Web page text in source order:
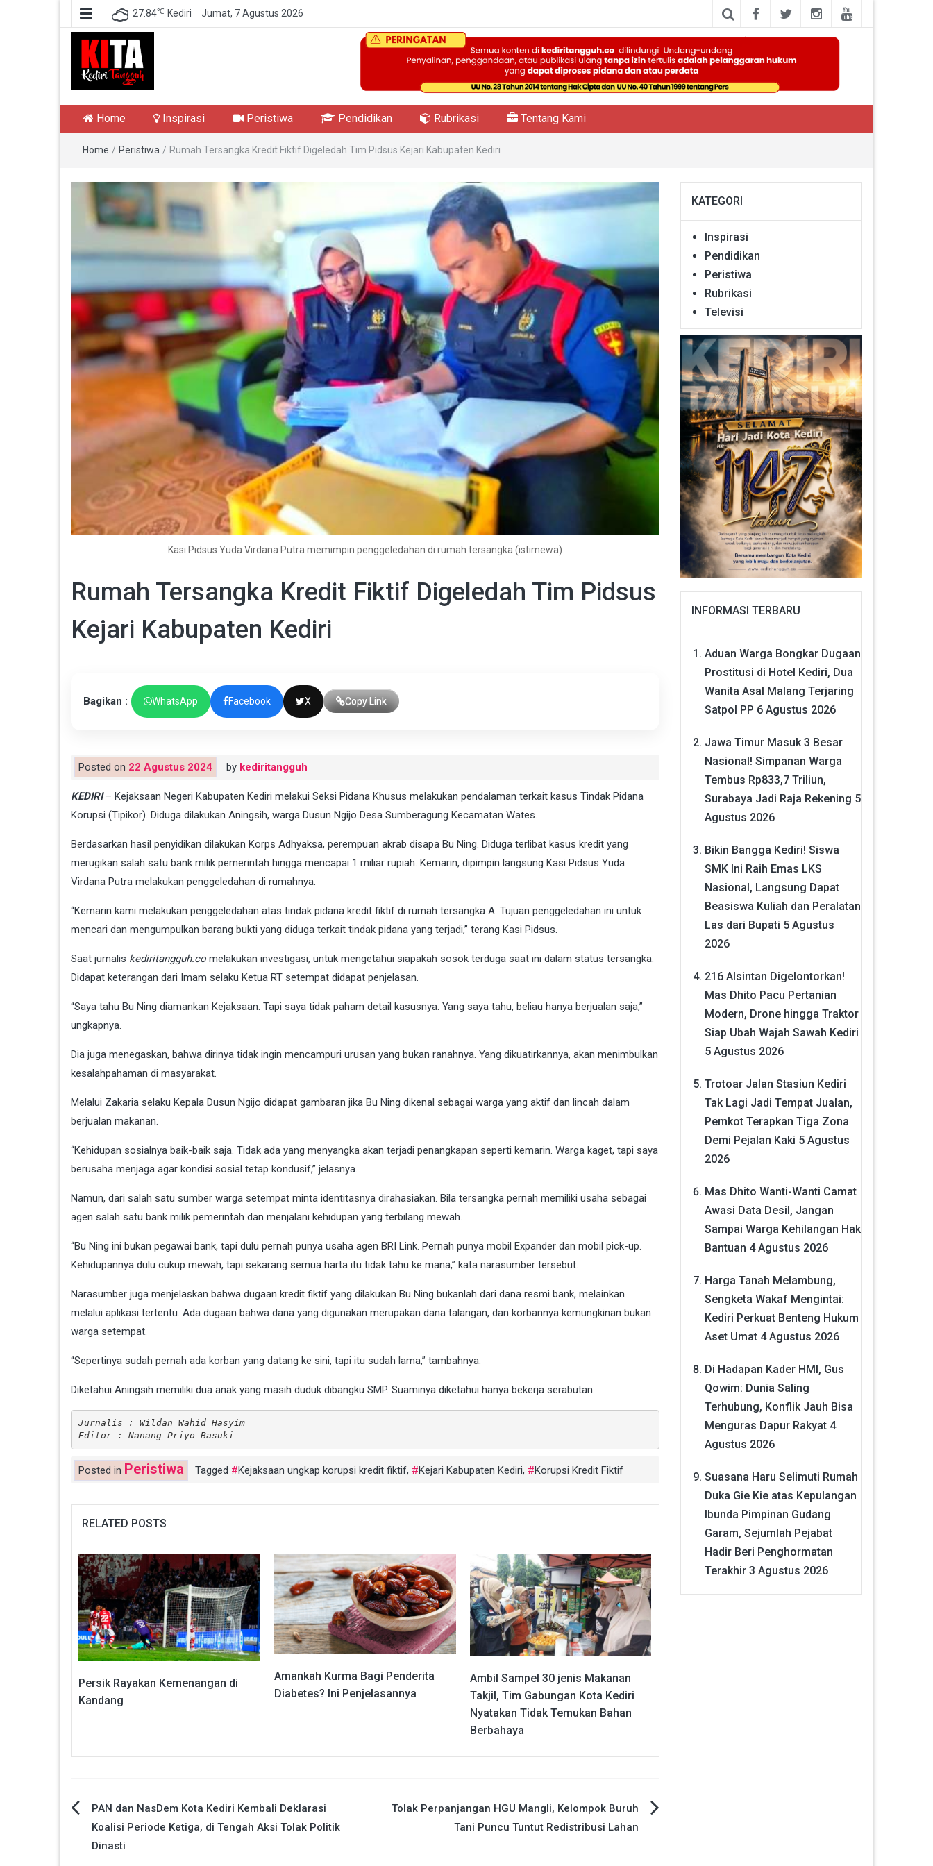
27.84℃ Kediri Jumat, 7 Agustus 2026
Kediri Tangguh
Home Inspirasi Peristiwa Pendidikan Rubrikasi Tentang Kami
Home / Peristiwa / Rumah Tersangka Kredit Fiktif Digeledah Tim Pidsus Kejari Kabupaten Kediri
Kasi Pidsus Yuda Virdana Putra memimpin penggeledahan di rumah tersangka (istimewa)
Rumah Tersangka Kredit Fiktif Digeledah Tim Pidsus
Kejari Kabupaten Kediri
Bagikan : WhatsApp Facebook X Copy Link
Posted on 22 Agustus 2024 by kediritangguh
KEDIRI– Kejaksaan Negeri Kabupaten Kediri melakui Seksi Pidana Khusus melakukan pendalaman terkait kasus Tindak Pidana
Korupsi (Tipikor). Diduga dilakukan Aningsih, warga Dusun Ngijo Desa Sumberagung Kecamatan Wates.
Berdasarkan hasil penyidikan dilakukan Korps Adhyaksa, perempuan akrab disapa Bu Ning. Diduga terlibat kasus kredit yang
merugikan salah satu bank milik pemerintah hingga mencapai 1 miliar rupiah. Kemarin, dipimpin langsung Kasi Pidsus Yuda
Virdana Putra melakukan penggeledahan di rumahnya.
“Kemarin kami melakukan penggeledahan atas tindak pidana kredit fiktif di rumah tersangka A. Tujuan penggeledahan ini untuk
mencari dan mengumpulkan barang bukti yang diduga terkait tindak pidana yang terjadi,” terang Kasi Pidsus.
Saat jurnalis kediritangguh.co melakukan investigasi, untuk mengetahui siapakah sosok terduga saat ini dalam status tersangka.
Didapat keterangan dari Imam selaku Ketua RT setempat didapat penjelasan.
“Saya tahu Bu Ning diamankan Kejaksaan. Tapi saya tidak paham detail kasusnya. Yang saya tahu, beliau hanya berjualan saja,”
ungkapnya.
Dia juga menegaskan, bahwa dirinya tidak ingin mencampuri urusan yang bukan ranahnya. Yang dikuatirkannya, akan menimbulkan
kesalahpahaman di masyarakat.
Melalui Zakaria selaku Kepala Dusun Ngijo didapat gambaran jika Bu Ning dikenal sebagai warga yang aktif dan lincah dalam
berjualan makanan.
“Kehidupan sosialnya baik-baik saja. Tidak ada yang menyangka akan terjadi penangkapan seperti kemarin. Warga kaget, tapi saya
berusaha menjaga agar kondisi sosial tetap kondusif,” jelasnya.
Namun, dari salah satu sumber warga setempat minta identitasnya dirahasiakan. Bila tersangka pernah memiliki usaha sebagai
agen salah satu bank milik pemerintah dan menjalani kehidupan yang terbilang mewah.
“Bu Ning ini bukan pegawai bank, tapi dulu pernah punya usaha agen BRI Link. Pernah punya mobil Expander dan mobil pick-up.
Kehidupannya dulu cukup mewah, tapi sekarang semua harta itu tidak tahu ke mana,” kata narasumber tersebut.
Narasumber juga menjelaskan bahwa dugaan kredit fiktif yang dilakukan Bu Ning bukanlah dari dana resmi bank, melainkan
melalui aplikasi tertentu. Ada dugaan bahwa dana yang digunakan merupakan dana talangan, dan korbannya kemungkinan bukan
warga setempat.
“Sepertinya sudah pernah ada korban yang datang ke sini, tapi itu sudah lama,” tambahnya.
Diketahui Aningsih memiliki dua anak yang masih duduk dibangku SMP. Suaminya diketahui hanya bekerja serabutan.
Jurnalis : Wildan Wahid Hasyim
Editor : Nanang Priyo Basuki
Posted in Peristiwa Tagged Kejaksaan ungkap korupsi kredit fiktif, Kejari Kabupaten Kediri, Korupsi Kredit Fiktif
RELATED POSTS
Persik Rayakan Kemenangan di
Kandang
Amankah Kurma Bagi Penderita
Diabetes? Ini Penjelasannya
Ambil Sampel 30 jenis Makanan
Takjil, Tim Gabungan Kota Kediri
Nyatakan Tidak Temukan Bahan
Berbahaya
Navigasi
pos
PAN dan NasDem Kota Kediri Kembali Deklarasi
Koalisi Periode Ketiga, di Tengah Aksi Tolak Politik
Dinasti
Tolak Perpanjangan HGU Mangli, Kelompok Buruh
Tani Puncu Tuntut Redistribusi Lahan
KATEGORI
Inspirasi
Pendidikan
Peristiwa
Rubrikasi
Televisi
INFORMASI TERBARU
Aduan Warga Bongkar Dugaan
Prostitusi di Hotel Kediri, Dua
Wanita Asal Malang Terjaring
Satpol PP 6 Agustus 2026
Jawa Timur Masuk 3 Besar
Nasional! Simpanan Warga
Tembus Rp833,7 Triliun,
Surabaya Jadi Raja Rekening 5
Agustus 2026
Bikin Bangga Kediri! Siswa
SMK Ini Raih Emas LKS
Nasional, Langsung Dapat
Beasiswa Kuliah dan Peralatan
Las dari Bupati 5 Agustus
2026
216 Alsintan Digelontorkan!
Mas Dhito Pacu Pertanian
Modern, Drone hingga Traktor
Siap Ubah Wajah Sawah Kediri
5 Agustus 2026
Trotoar Jalan Stasiun Kediri
Tak Lagi Jadi Tempat Jualan,
Pemkot Terapkan Tiga Zona
Demi Pejalan Kaki 5 Agustus
2026
Mas Dhito Wanti-Wanti Camat
Awasi Data Desil, Jangan
Sampai Warga Kehilangan Hak
Bantuan 4 Agustus 2026
Harga Tanah Melambung,
Sengketa Wakaf Mengintai:
Kediri Perkuat Benteng Hukum
Aset Umat 4 Agustus 2026
Di Hadapan Kader HMI, Gus
Qowim: Dunia Saling
Terhubung, Konflik Jauh Bisa
Menguras Dapur Rakyat 4
Agustus 2026
Suasana Haru Selimuti Rumah
Duka Gie Kie atas Kepulangan
Ibunda Pimpinan Gudang
Garam, Sejumlah Pejabat
Hadir Beri Penghormatan
Terakhir 3 Agustus 2026